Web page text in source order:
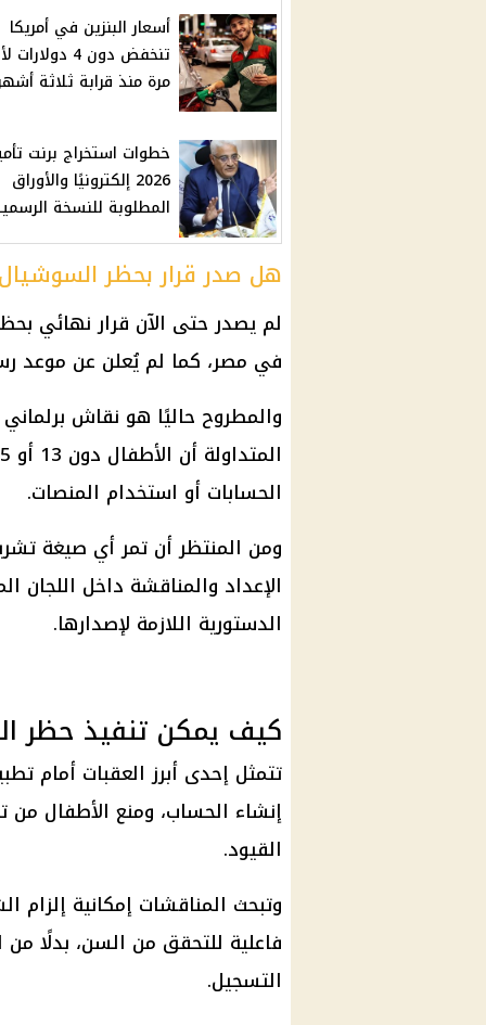
أسعار البنزين في أمريكا
تنخفض دون 4
مرة منذ قرابة ثلاثة
خطوات استخراج برنت
2026 إلكترونيًا والأوراق
المطلوبة للنسخة
هل صدر قرار بحظر
لم يصدر حتى الآن قرار نهائي
في مصر، كما لم يُعلن عن موعد
والمطروح حاليًا هو نقاش
الحسابات أو استخدام المنصات.
ومن المنتظر أن تمر أي صيغة
الإعداد والمناقشة داخل اللجان
الدستورية اللازمة لإصدارها.
كيف يمكن تنفيذ حظر
تتمثل إحدى أبرز العقبات أمام
إنشاء الحساب، ومنع الأطفال من
القيود.
وتبحث المناقشات إمكانية إلزام
فاعلية للتحقق من السن، بدلًا من
التسجيل.